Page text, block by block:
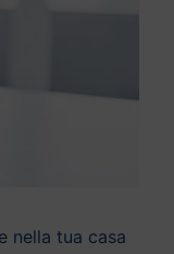
nella tua casa